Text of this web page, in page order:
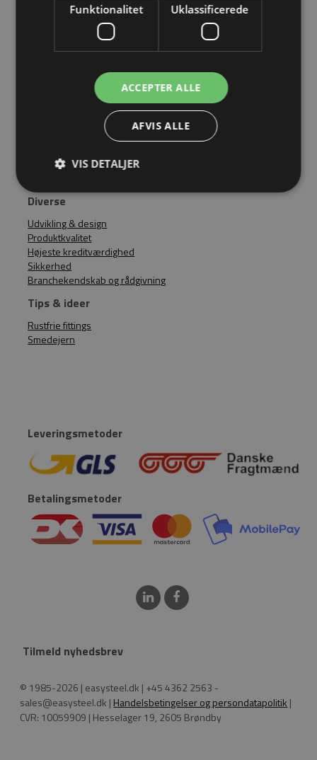
BRUG FOR HJÆLP? RING 4362 2563
Mandag-torsdag
Diverse
Udvikling & design
Produktkvalitet
Højeste kreditværdighed
Sikkerhed
Branchekendskab og rådgivning
Tips & ideer
Rustfrie fittings
Smedejern
Leveringsmetoder
Betalingsmetoder
Tilmeld nyhedsbrev
© 1985-2026 | easysteel.dk | +45 4362 2563 -
sales@easysteel.dk | Handelsbetingelser og persondatapolitik |
CVR: 10059909 | Hesselager 19, 2605 Brøndby
Funktionalitet Uklassificerede
ACCEPTER ALLE
AFVIS ALLE
VIS DETALJER